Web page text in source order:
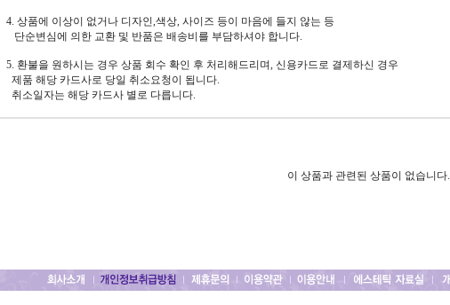
4. 상품에 이상이 없거나 디자인,색상, 사이즈 등이 마음에 들지 않는 등
단순변심에 의한 교환 및 반품은 배송비를 부담하셔야 합니다.
5. 환불을 원하시는 경우 상품 회수 확인 후 처리해드리며, 신용카드로 결제하신 경우
제품 해당 카드사로 당일 취소요청이 됩니다.
취소일자는 해당 카드사 별로 다릅니다.
이 상품과 관련된 상품이 없습니다.